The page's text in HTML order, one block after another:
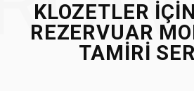
KLOZETLER
REZERVUAR
TAMIRI